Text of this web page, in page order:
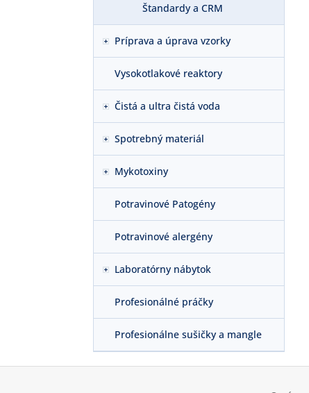
Štandardy a CRM
Príprava a úprava vzorky
Vysokotlakové reaktory
Čistá a ultra čistá voda
Spotrebný materiál
Mykotoxiny
Potravinové Patogény
Potravinové alergény
Laboratórny nábytok
Profesionálné práčky
Profesionálne sušičky a mangle